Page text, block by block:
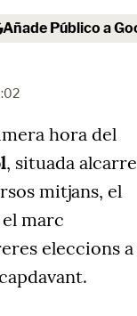
Añade Público a
hora del
, situada
mitjans, el
marc
eleccions a